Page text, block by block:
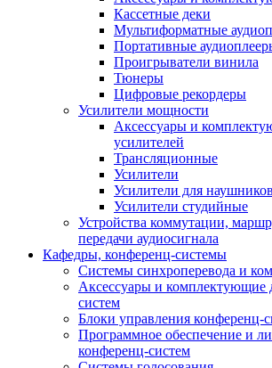
Кассетные деки
Мультиформатные
Портативные
Проигрыватели винила
Тюнеры
Цифровые рекордеры
Усилители мощности
Аксессуары и
усилителей
Трансляционные
Усилители
Усилители для наушников
Усилители студийные
Устройства коммутации,
передачи аудиосигнала
Кафедры, конференц-системы
Cистемы синхроперевода и
Аксессуары и комплектующие
систем
Блоки управления конференц-
Программное обеспечение и
конференц-систем